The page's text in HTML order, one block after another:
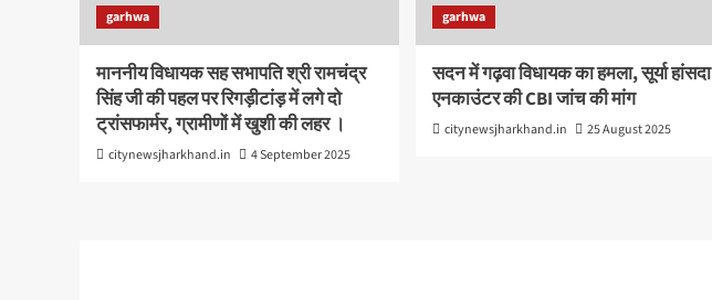
garhwa
माननीय विधायक सह सभापति श्री रामचंद्र
सिंह जी की पहल पर रिगड़ीटांड़ में लगे दो
ट्रांसफार्मर, ग्रामीणों में खुशी की लहर ।
citynewsjharkhand.in 4 September 2025
garhwa
सदन में गढ़वा विधायक का हमला, सूर्या हांसदा
एनकाउंटर की CBI जांच की मांग
citynewsjharkhand.in 25 August 2025